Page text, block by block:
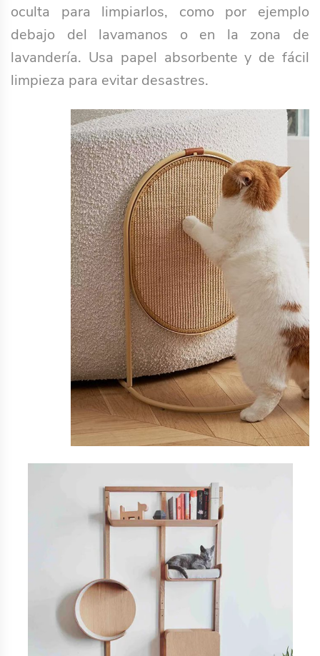
oculta para limpiarlos, como por ejemplo
debajo del lavamanos o en la zona de
lavandería. Usa papel absorbente y de fácil
limpieza para evitar desastres.